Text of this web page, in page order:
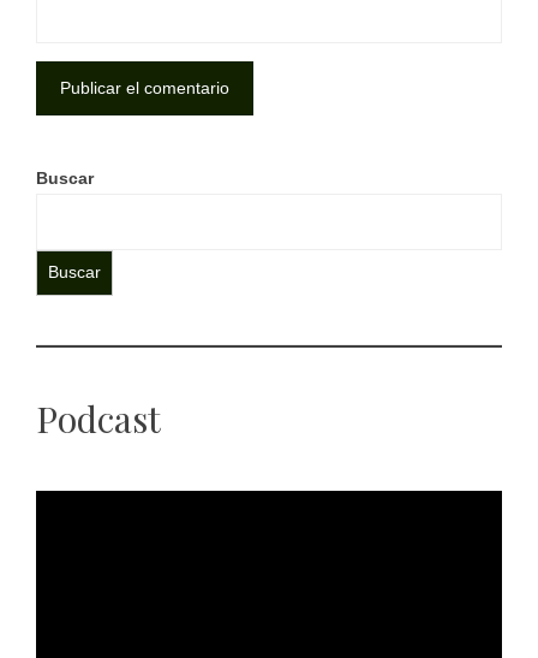
Buscar
Buscar
Podcast